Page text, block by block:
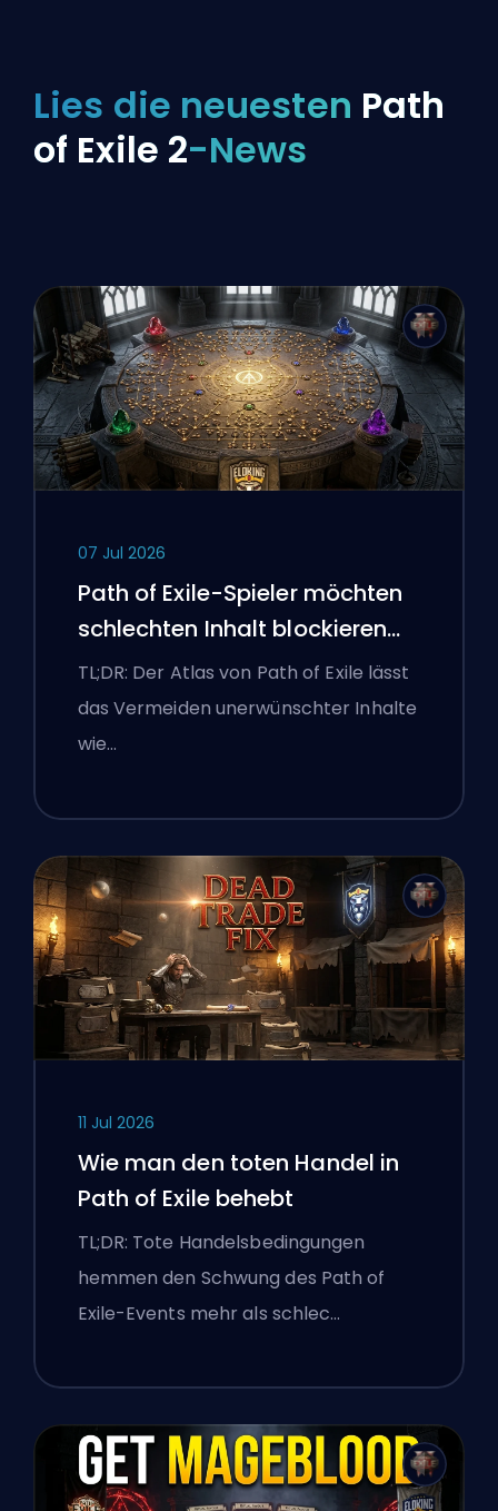
Lies die neuesten Path
of Exile 2-News
07 Jul 2026
Path of Exile-Spieler möchten
schlechten Inhalt blockieren
und die Benutzeroberfläche
kämpft weiterhin gegen sie
TL;DR: Der Atlas von Path of Exile lässt
das Vermeiden unerwünschter Inhalte
wie…
11 Jul 2026
Wie man den toten Handel in
Path of Exile behebt
TL;DR: Tote Handelsbedingungen
hemmen den Schwung des Path of
Exile-Events mehr als schlec…